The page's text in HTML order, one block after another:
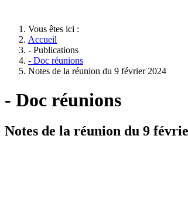
Vous êtes ici :
Accueil
- Publications
- Doc réunions
Notes de la réunion du 9 février 2024
- Doc réunions
Notes de la réunion du 9